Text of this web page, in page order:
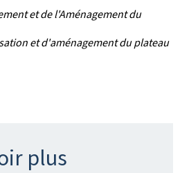
et de l'Aménagement du
et d'aménagement du plateau
plus